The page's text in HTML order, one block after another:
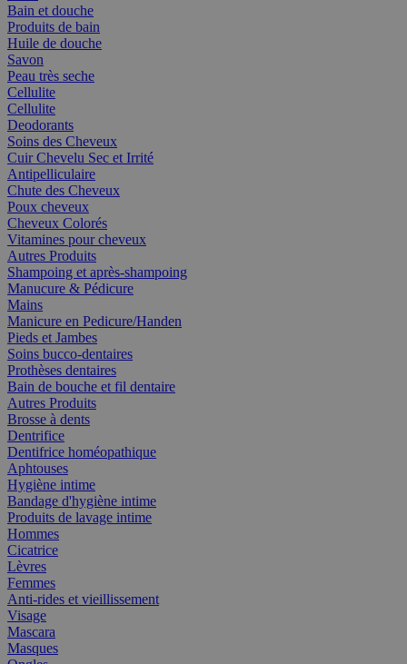
Bain et douche
Produits de bain
Huile de douche
Savon
Peau très seche
Cellulite
Cellulite
Deodorants
Soins des Cheveux
Cuir Chevelu Sec et Irrité
Antipelliculaire
Chute des Cheveux
Poux cheveux
Cheveux Colorés
Vitamines pour cheveux
Autres Produits
Shampoing et après-shampoing
Manucure & Pédicure
Mains
Manicure en Pedicure/Handen
Pieds et Jambes
Soins bucco-dentaires
Prothèses dentaires
Bain de bouche et fil dentaire
Autres Produits
Brosse à dents
Dentrifice
Dentifrice homéopathique
Aphtouses
Hygiène intime
Bandage d'hygiène intime
Produits de lavage intime
Hommes
Cicatrice
Lèvres
Femmes
Anti-rides et vieillissement
Visage
Mascara
Masques